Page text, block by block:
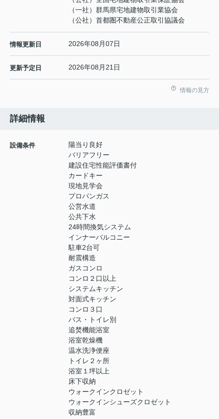
（一社）群馬県宅地建物取引業協会
（公社）首都圏不動産公正取引協議会
情報更新日 2026年08月07日
更新予定日 2026年08月21日
情報の見方
詳細情報
設備条件
陽当り良好
バリアフリー
建設住宅性能評価書付
カードキー
現地見学会
プロパンガス
公営水道
公共下水
24時間換気システム
インナーバルコニー
駐車2台可
耐震構造
ガスコンロ
コンロ２口以上
システムキッチン
対面式キッチン
コンロ３口
バス・トイレ別
追焚機能浴室
浴室乾燥機
温水洗浄便座
トイレ２ヶ所
浴室１坪以上
床下収納
ウォークインクロゼット
ウォークインシューズクロゼット
収納豊富